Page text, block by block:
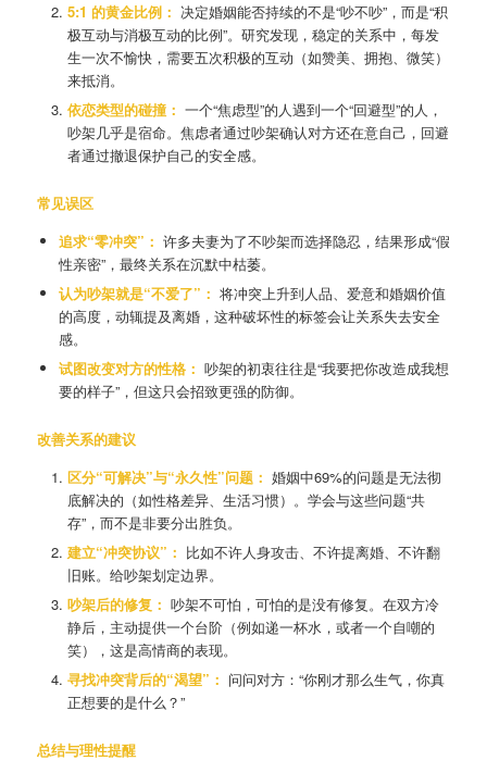
5:1 的黄金比例： 决定婚姻能否持续的不是“吵不吵”，而是“积
极互动与消极互动的比例”。研究发现，稳定的关系中，每发
生一次不愉快，需要五次积极的互动（如赞美、拥抱、微笑）
来抵消。
依恋类型的碰撞： 一个“焦虑型”的人遇到一个“回避型”的人，
吵架几乎是宿命。焦虑者通过吵架确认对方还在意自己，回避
者通过撤退保护自己的安全感。
常见误区
追求“零冲突” ： 许多夫妻为了不吵架而选择隐忍，结果形成“假
性亲密”，最终关系在沉默中枯萎。
认为吵架就是“不爱了” ： 将冲突上升到人品、爱意和婚姻价值
的高度，动辄提及离婚，这种破坏性的标签会让关系失去安全
感。
试图改变对方的性格： 吵架的初衷往往是“我要把你改造成我想
要的样子”，但这只会招致更强的防御。
改善关系的建议
区分“可解决”与“永久性”问题： 婚姻中69%的问题是无法彻
底解决的（如性格差异、生活习惯）。学会与这些问题“共
存”，而不是非要分出胜负。
建立“冲突协议” ： 比如不许人身攻击、不许提离婚、不许翻
旧账。给吵架划定边界。
吵架后的修复： 吵架不可怕，可怕的是没有修复。在双方冷
静后，主动提供一个台阶（例如递一杯水，或者一个自嘲的
笑），这是高情商的表现。
寻找冲突背后的“渴望” ： 问问对方：“你刚才那么生气，你真
正想要的是什么？”
总结与理性提醒